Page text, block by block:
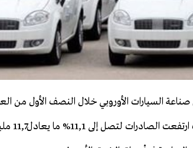
السيارات الأوروبي خلال النصف الأول من
الحالي، حيث